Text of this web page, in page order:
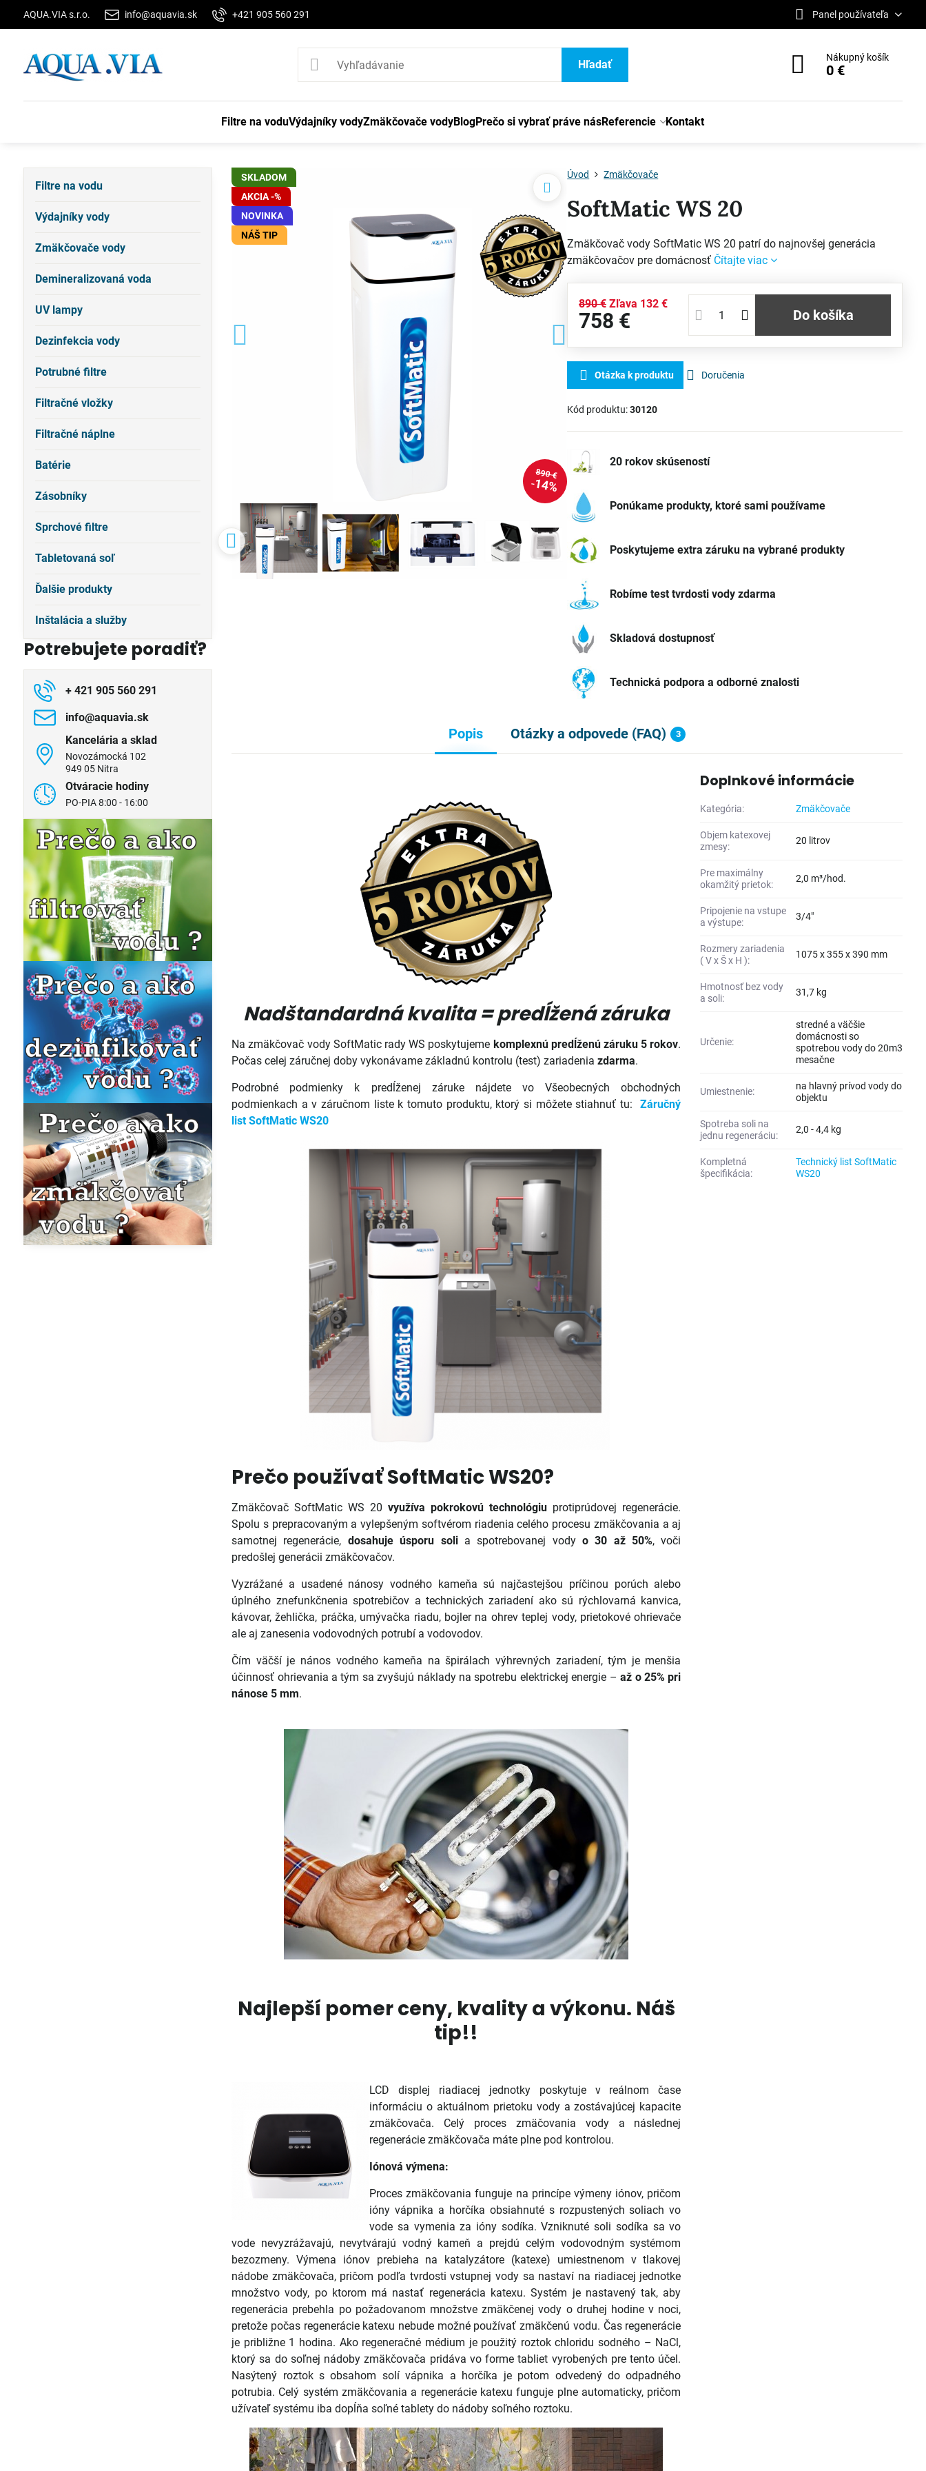
AQUA.VIA s.r.o. info@aquavia.sk +421 905 560 291 Panel používateľa
Hľadať
Nákupný košík
0 €
Filtre na voduVýdajníky vodyZmäkčovače vodyBlogPrečo si vybrať práve násReferencie Kontakt
SKLADOM
AKCIA -%
NOVINKA
NÁŠ TIP
890 €
14%
Úvod Zmäkčovače
SoftMatic WS 20
Zmäkčovač vody SoftMatic WS 20 patrí do najnovšej generácia
zmäkčovačov pre domácnosť Čítajte viac
890 € Zľava 132 €
758 € Do košíka
Otázka k produktu Doručenia
Kód produktu:30120
20 rokov skúseností
Ponúkame produkty, ktoré sami používame
Poskytujeme extra záruku na vybrané produkty
Robíme test tvrdosti vody zdarma
Skladová dostupnosť
Technická podpora a odborné znalosti
Popis Otázky a odpovede (FAQ) 3
Nadštandardná kvalita = predĺžená záruka
Na zmäkčovač vody SoftMatic rady WS poskytujeme komplexnú predĺženú záruku 5 rokov.
Počas celej záručnej doby vykonávame základnú kontrolu (test) zariadenia zdarma.
Podrobné podmienky k predĺženej záruke nájdete vo Všeobecných obchodných
podmienkach a v záručnom liste k tomuto produktu, ktorý si môžete stiahnuť tu:Záručný
list SoftMatic WS20
Prečo používať SoftMatic WS20?
Zmäkčovač SoftMatic WS 20využíva pokrokovú technológiu protiprúdovej regenerácie.
Spolu s prepracovaným a vylepšeným softvérom riadenia celého procesu zmäkčovania a aj
samotnej regenerácie, dosahuje úsporu solia spotrebovanej vodyo 30 až 50%, voči
predošlej generácii zmäkčovačov.
Vyzrážané a usadené nánosy vodného kameňa sú najčastejšou príčinou porúch alebo
úplného znefunkčnenia spotrebičov a technických zariadení ako sú rýchlovarná kanvica,
kávovar, žehlička, práčka, umývačka riadu, bojler na ohrev teplej vody, prietokové ohrievače
ale aj zanesenia vodovodných potrubí a vodovodov.
Čím väčší je nános vodného kameňa na špirálach výhrevných zariadení, tým je menšia
účinnosť ohrievania a tým sa zvyšujú náklady na spotrebu elektrickej energie –až o 25% pri
nánose 5 mm.
Najlepší pomer ceny, kvality a výkonu. Náš
tip!!
LCD displej riadiacej jednotky poskytuje v reálnom čase
informáciu o aktuálnom prietoku vody a zostávajúcej kapacite
zmäkčovača. Celý proces zmäčovania vody a následnej
regenerácie zmäkčovača máte plne pod kontrolou.
Iónová výmena:
Proces zmäkčovania funguje na princípe výmeny iónov, pričom
ióny vápnika a horčíka obsiahnuté s rozpustených soliach vo
vode sa vymenia za ióny sodíka. Vzniknuté soli sodíka sa vo
vode nevyzrážavajú, nevytvárajú vodný kameň a prejdú celým vodovodným systémom
bezozmeny. Výmena iónov prebieha na katalyzátore (katexe) umiestnenom v tlakovej
nádobe zmäkčovača, pričom podľa tvrdosti vstupnej vody sa nastaví na riadiacej jednotke
množstvo vody, po ktorom má nastať regenerácia katexu. Systém je nastavený tak, aby
regenerácia prebehla po požadovanom množstve zmäkčenej vody o druhej hodine v noci,
pretože počas regenerácie katexu nebude možné používať zmäkčenú vodu. Čas regenerácie
je približne 1 hodina. Ako regeneračné médium je použitý roztok chloridu sodného – NaCl,
ktorý sa do soľnej nádoby zmäkčovača pridáva vo forme tabliet vyrobených pre tento účel.
Nasýtený roztok s obsahom solí vápnika a horčíka je potom odvedený do odpadného
potrubia. Celý systém zmäkčovania a regenerácie katexu funguje plne automaticky, pričom
užívateľ systému iba dopĺňa soľné tablety do nádoby soľného roztoku.
Doplnkové informácie
Kategória: Zmäkčovače
Objem katexovej
zmesy:
20 litrov
Pre maximálny
okamžitý prietok:
2,0 m³/hod.
Pripojenie na vstupe
a výstupe:
3/4"
Rozmery zariadenia
( V x Š x H ):
1075 x 355 x 390 mm
Hmotnosť bez vody
a soli:
31,7 kg
Určenie:
stredné a väčšie
domácnosti so
spotrebou vody do 20m3
mesačne
Umiestnenie:
na hlavný prívod vody do
objektu
Spotreba soli na
jednu regeneráciu:
2,0 - 4,4 kg
Kompletná
špecifikácia:
Technický list SoftMatic
WS20
Filtre na vodu
Výdajníky vody
Zmäkčovače vody
Demineralizovaná voda
UV lampy
Dezinfekcia vody
Potrubné filtre
Filtračné vložky
Filtračné náplne
Batérie
Zásobníky
Sprchové filtre
Tabletovaná soľ
Ďalšie produkty
Inštalácia a služby
Potrebujete poradiť?
+ 421 905 560 291
info​@aquavia​.sk
Kancelária a sklad
Novozámocká 102
949 05 Nitra
Otváracie hodiny
PO-PIA 8:00 - 16:00